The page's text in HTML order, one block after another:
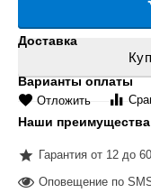
Отложить
Доставка
Варианты оплаты
Наши преимущества
Гарантия от 12 до
Оповещение по